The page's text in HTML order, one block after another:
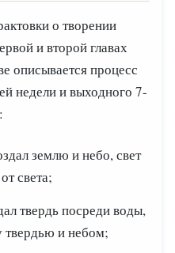
о творении
и второй главах
описывается процесс
недели и выходного 7-
землю и небо, свет
света;
твердь посреди воды,
твердью и небом;